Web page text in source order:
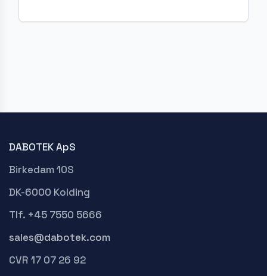
DABOTEK ApS
Birkedam 10S
DK-6000 Kolding
Tlf. +45 7550 5666
sales@dabotek.com
CVR 17 07 26 92